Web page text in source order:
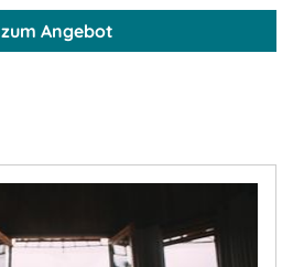
zum Angebot